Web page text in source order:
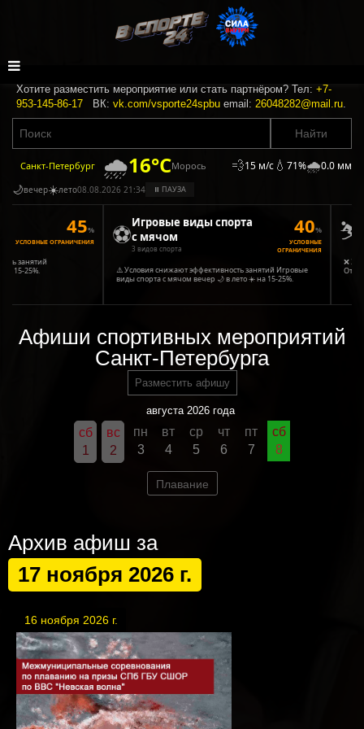
Хотите разместить мероприятие или стать партнёром? Тел: +7-
953-145-86-17 ВК: vk.com/vsporte24spbu email: 26048282@mail.ru.
Санкт-Петербург 🌧️16°CМорось 💨15 м/с 💧 71%🌧️0.0 мм
🌙вечер☀️лето08.08.2026 21:34 ⏸ ПАУЗА
45%
УСЛОВНЫЕ ОГРАНИЧЕНИЯ
занятий
15-25%.
⚽Игровые виды спорта
с мячом
3 видов спорта
40%
УСЛОВНЫЕ
ОГРАНИЧЕНИЯ
⚠️ Условия снижают эффективность занятий Игровые
виды спорта с мячом вечер 🌙 в лето ☀️ на 15-25%.
⛷️3
❌
Афиши спортивных мероприятий
Санкт-Петербурга
Разместить афишу
августа 2026 года
сб
1
вс
2
пн
3
вт
4
ср
5
чт
6
пт
7
сб
8
Плавание
Архив афиш за
17 ноября 2026 г.
16 ноября 2026 г.